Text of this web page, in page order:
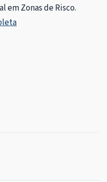
em Zonas de Risco.